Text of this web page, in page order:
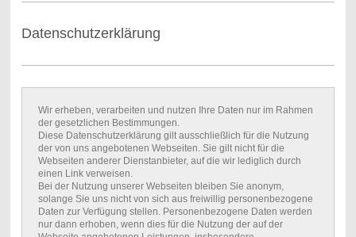
Datenschutzerklärung
Wir erheben, verarbeiten und nutzen Ihre Daten nur im Rahmen
der gesetzlichen Bestimmungen.
Diese Datenschutzerklärung gilt ausschließlich für die Nutzung
der von uns angebotenen Webseiten. Sie gilt nicht für die
Webseiten anderer Dienstanbieter, auf die wir lediglich durch
einen Link verweisen.
Bei der Nutzung unserer Webseiten bleiben Sie anonym,
solange Sie uns nicht von sich aus freiwillig personenbezogene
Daten zur Verfügung stellen. Personenbezogene Daten werden
nur dann erhoben, wenn dies für die Nutzung der auf der